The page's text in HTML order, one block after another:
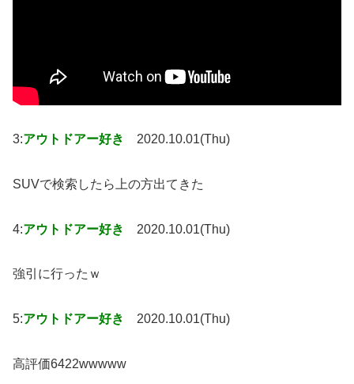
3:アウトドアー好き 2020.10.01(Thu)
SUVで検索したら上の方出てきた
4:アウトドアー好き 2020.10.01(Thu)
強引に行ったｗ
5:アウトドアー好き 2020.10.01(Thu)
高評価6422wwwww